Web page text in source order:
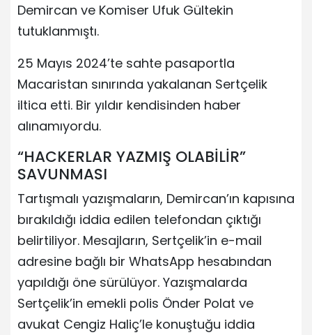
Demircan ve Komiser Ufuk Gültekin
tutuklanmıştı.
25 Mayıs 2024’te sahte pasaportla
Macaristan sınırında yakalanan Sertçelik
iltica etti. Bir yıldır kendisinden haber
alınamıyordu.
“HACKERLAR YAZMIŞ OLABİLİR”
SAVUNMASI
Tartışmalı yazışmaların, Demircan’ın kapısına
bırakıldığı iddia edilen telefondan çıktığı
belirtiliyor. Mesajların, Sertçelik’in e-mail
adresine bağlı bir WhatsApp hesabından
yapıldığı öne sürülüyor. Yazışmalarda
Sertçelik’in emekli polis Önder Polat ve
avukat Cengiz Haliç’le konuştuğu iddia